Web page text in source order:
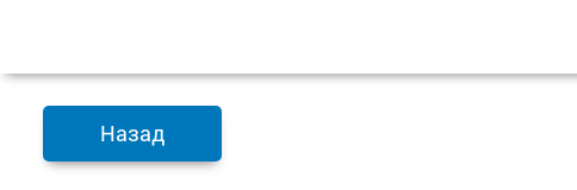
Назад